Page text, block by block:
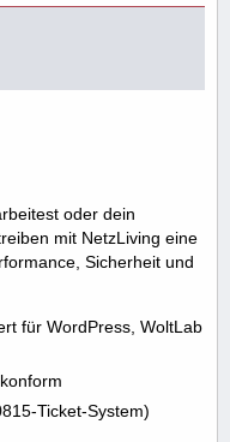
oder dein
mit NetzLiving eine
Sicherheit und
für WordPress, WoltLab
Ticket-System)